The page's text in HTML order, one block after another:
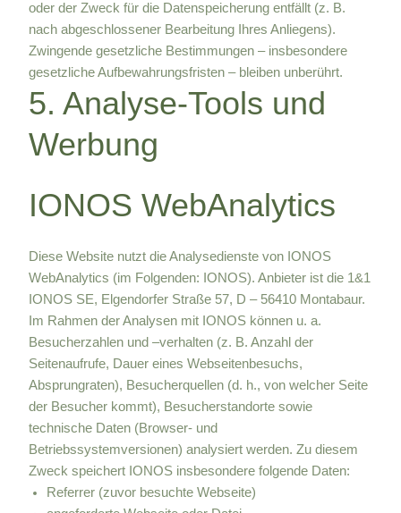
oder der Zweck für die Datenspeicherung entfällt (z. B.
nach abgeschlossener Bearbeitung Ihres Anliegens).
Zwingende gesetzliche Bestimmungen – insbesondere
gesetzliche Aufbewahrungsfristen – bleiben unberührt.
5. Analyse-Tools und
Werbung
IONOS WebAnalytics
Diese Website nutzt die Analysedienste von IONOS
WebAnalytics (im Folgenden: IONOS). Anbieter ist die 1&1
IONOS SE, Elgendorfer Straße 57, D – 56410 Montabaur.
Im Rahmen der Analysen mit IONOS können u. a.
Besucherzahlen und –verhalten (z. B. Anzahl der
Seitenaufrufe, Dauer eines Webseitenbesuchs,
Absprungraten), Besucherquellen (d. h., von welcher Seite
der Besucher kommt), Besucherstandorte sowie
technische Daten (Browser- und
Betriebssystemversionen) analysiert werden. Zu diesem
Zweck speichert IONOS insbesondere folgende Daten:
Referrer (zuvor besuchte Webseite)